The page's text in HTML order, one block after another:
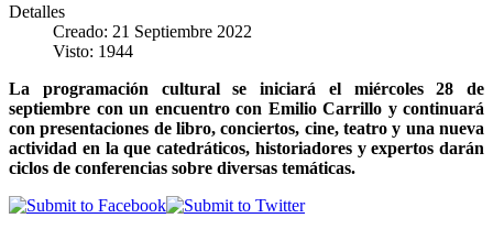
Detalles
Creado: 21 Septiembre 2022
Visto: 1944
La programación cultural se iniciará el miércoles 28 de
septiembre con un encuentro con Emilio Carrillo y continuará
con presentaciones de libro, conciertos, cine, teatro y una nueva
actividad en la que catedráticos, historiadores y expertos darán
ciclos de conferencias sobre diversas temáticas.